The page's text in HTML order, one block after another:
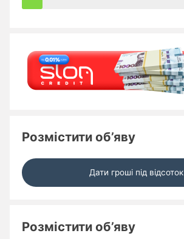
Розмістити об’яву
Дати гроші під відсоток
Розмістити об’яву